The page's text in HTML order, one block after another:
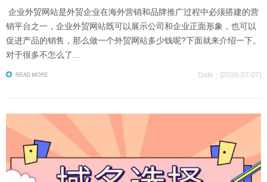
企业外贸网站是外贸企业在海外营销和品牌推广过程中必须搭建的营
销平台之一，企业外贸网站既可以展示公司和企业正面形象，也可以
促进产品的销售，那么做一个外贸网站多少钱呢?下面就来介绍一下。
对于很多不怎么了...
Date：[2026.07.07]